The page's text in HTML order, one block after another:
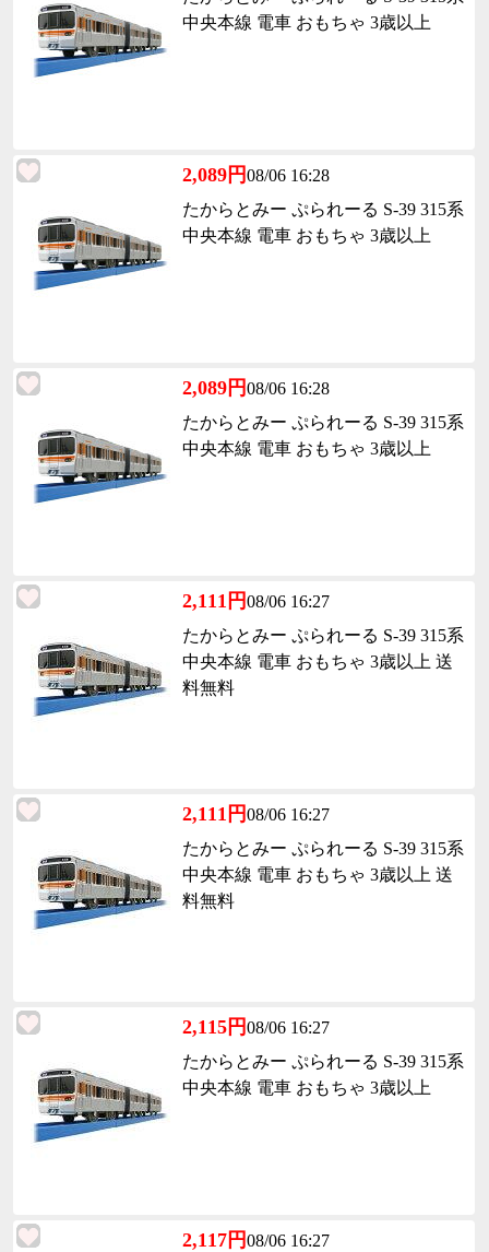
中央本線 電車 おもちゃ 3歳以上
2,089円08/06 16:28
たからとみー ぷられーる S-39 315系
中央本線 電車 おもちゃ 3歳以上
2,089円08/06 16:28
たからとみー ぷられーる S-39 315系
中央本線 電車 おもちゃ 3歳以上
2,111円08/06 16:27
たからとみー ぷられーる S-39 315系
中央本線 電車 おもちゃ 3歳以上 送
料無料
2,111円08/06 16:27
たからとみー ぷられーる S-39 315系
中央本線 電車 おもちゃ 3歳以上 送
料無料
2,115円08/06 16:27
たからとみー ぷられーる S-39 315系
中央本線 電車 おもちゃ 3歳以上
2,117円08/06 16:27